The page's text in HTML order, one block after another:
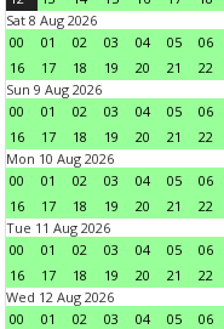
Sat 8 Aug 2026
00
01 02 03 04 05 06
16
17 18 19 20 21 22
Sun 9 Aug 2026
00
01 02 03 04 05 06
16
17 18 19 20 21 22
Mon 10 Aug 2026
00
01 02 03 04 05 06
16
17 18 19 20 21 22
Tue 11 Aug 2026
00
01 02 03 04 05 06
16
17 18 19 20 21 22
Wed 12 Aug 2026
00
01 02 03 04 05 06